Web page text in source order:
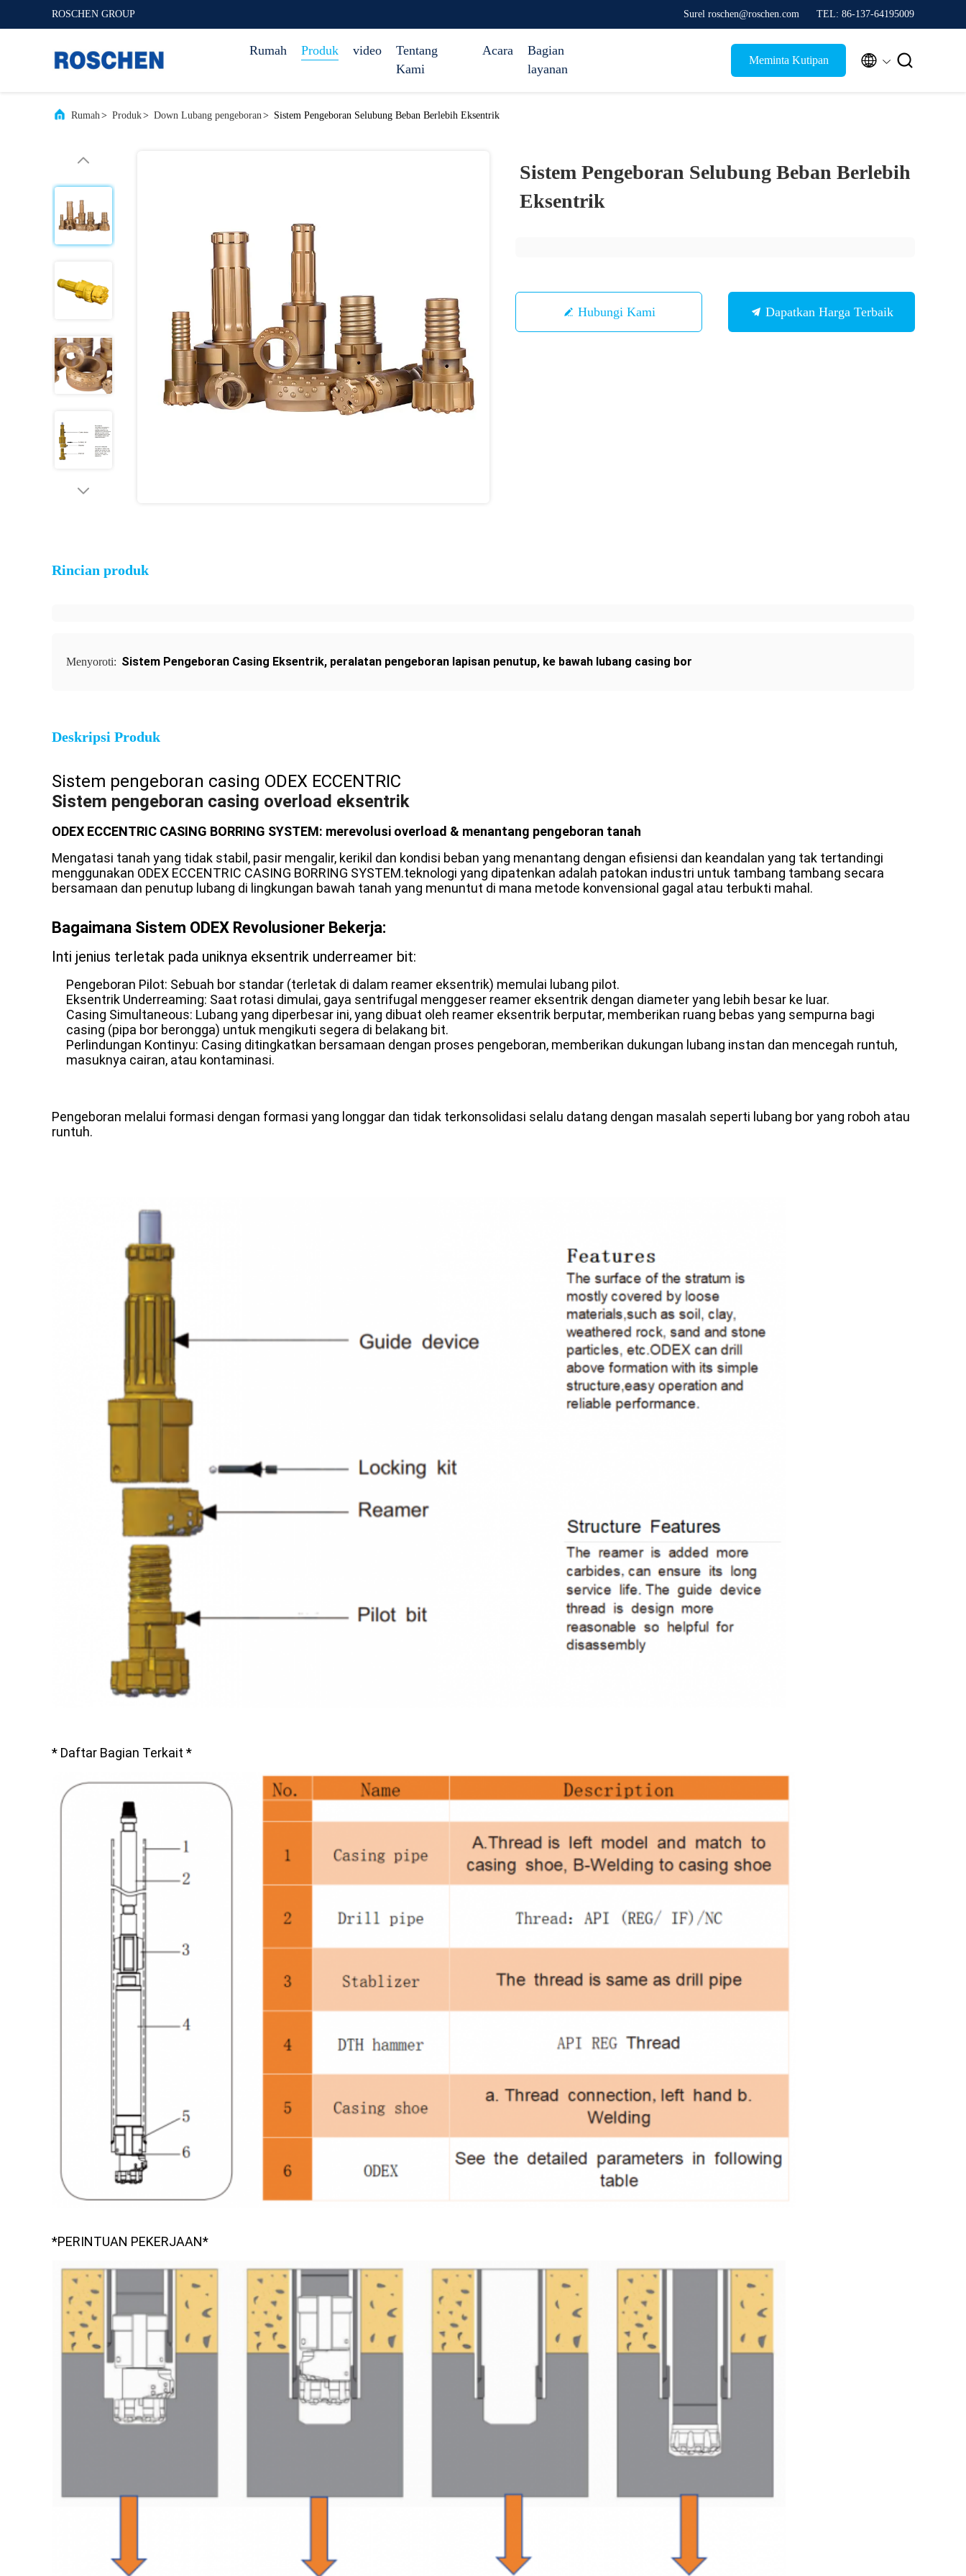
ROSCHEN GROUP Surel roschen@roschen.com TEL: 86-137-64195009
Rumah Produk video
Tentang
Kami
Acara
Bagian
layanan
Meminta Kutipan  
Rumah> Produk> Down Lubang pengeboran> Sistem Pengeboran Selubung Beban Berlebih Eksentrik
Sistem Pengeboran Selubung Beban Berlebih
Eksentrik
Hubungi Kami Dapatkan Harga Terbaik
Rincian produk
Menyoroti: Sistem Pengeboran Casing Eksentrik, peralatan pengeboran lapisan penutup, ke bawah lubang casing bor
Deskripsi Produk
Sistem pengeboran casing ODEX ECCENTRIC
Sistem pengeboran casing overload eksentrik
ODEX ECCENTRIC CASING BORRING SYSTEM: merevolusi overload & menantang pengeboran tanah
Mengatasi tanah yang tidak stabil, pasir mengalir, kerikil dan kondisi beban yang menantang dengan efisiensi dan keandalan yang tak tertandingi
menggunakan ODEX ECCENTRIC CASING BORRING SYSTEM.teknologi yang dipatenkan adalah patokan industri untuk tambang tambang secara
bersamaan dan penutup lubang di lingkungan bawah tanah yang menuntut di mana metode konvensional gagal atau terbukti mahal.
Bagaimana Sistem ODEX Revolusioner Bekerja:
Inti jenius terletak pada uniknya eksentrik underreamer bit:
Pengeboran Pilot: Sebuah bor standar (terletak di dalam reamer eksentrik) memulai lubang pilot.
Eksentrik Underreaming: Saat rotasi dimulai, gaya sentrifugal menggeser reamer eksentrik dengan diameter yang lebih besar ke luar.
Casing Simultaneous: Lubang yang diperbesar ini, yang dibuat oleh reamer eksentrik berputar, memberikan ruang bebas yang sempurna bagi
casing (pipa bor berongga) untuk mengikuti segera di belakang bit.
Perlindungan Kontinyu: Casing ditingkatkan bersamaan dengan proses pengeboran, memberikan dukungan lubang instan dan mencegah runtuh,
masuknya cairan, atau kontaminasi.
Pengeboran melalui formasi dengan formasi yang longgar dan tidak terkonsolidasi selalu datang dengan masalah seperti lubang bor yang roboh atau
runtuh.
* Daftar Bagian Terkait *
*PERINTUAN PEKERJAAN*